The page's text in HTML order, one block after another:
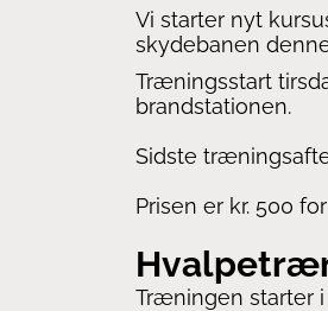
Vi starter nyt
skydebanen
Træningsstart
brandstationen.
Sidste
Prisen er kr. 500
Træningen starter